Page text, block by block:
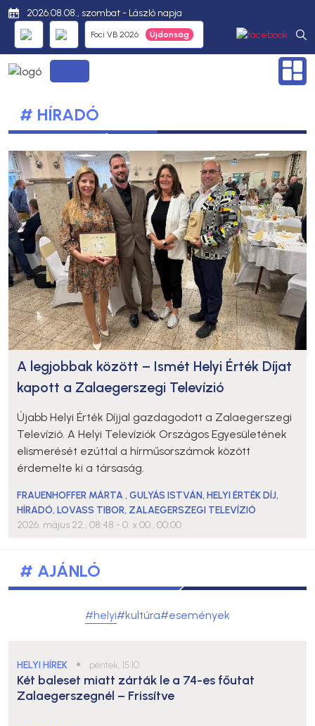
2026.08.08., szombat - László napja
Foci VB 2026
# HÍRADÓ
A legjobbak között – Ismét Helyi Érték Díjat
kapott a Zalaegerszegi Televízió
Újabb Helyi Érték Díjjal gazdagodott a Zalaegerszegi
Televízió. A Helyi Televíziók Országos Egyesületének
elismerését ezúttal a hírműsorszámok között
érdemelte ki a társaság.
FRAUENHOFFER MÁRTA,GULYÁS ISTVÁN,HELYI ÉRTÉK DÍJ,
HÍRADÓ,LOVASS TIBOR, ZALAEGERSZEGI TELEVÍZIÓ
2026. május 22., 08:48 - 0. x 00., 00:00
# AJÁNLÓ
#helyi#kultúra#események
HELYI HÍREK ● péntek, 15:10
Két baleset miatt zárták le a 74-es főutat
Zalaegerszegnél – Frissítve